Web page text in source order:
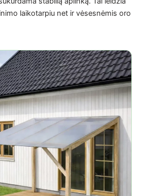
laikotarpiu net ir vėsesnėmis oro